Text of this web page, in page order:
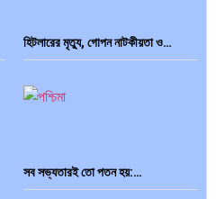
হিটলারের মৃত্যু, গোপন নাটকীয়তা ও…
সব সভ্যতারই তো পতন হয়:…